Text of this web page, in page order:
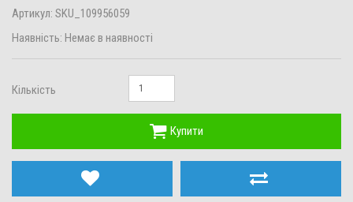
Артикул: SKU_109956059
Наявність: Немає в наявності
Кількість
Купити